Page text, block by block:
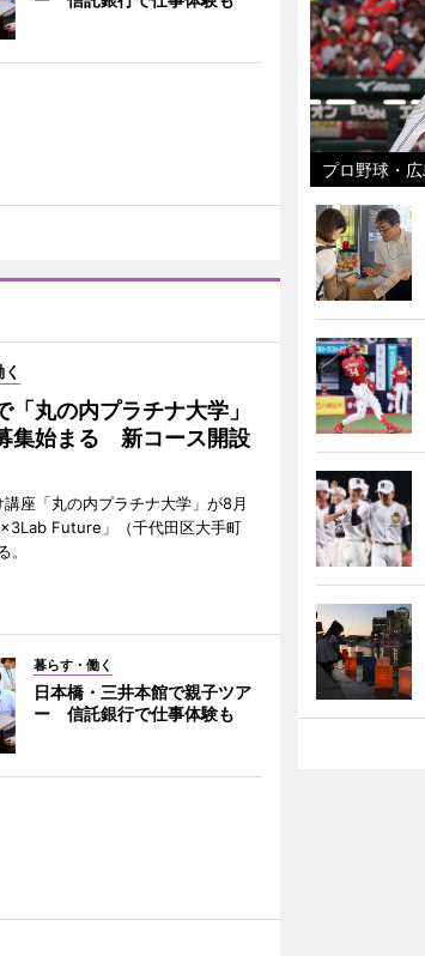
「丸の内プラチナ大学」
集始まる 新コース開設
座「丸の内プラチナ大学」が8月
Future」（千代田区大手町
。
暮らす・働く
日本橋・三井本館で親子ツア
ー 信託銀行で仕事体験も
プロ野球・